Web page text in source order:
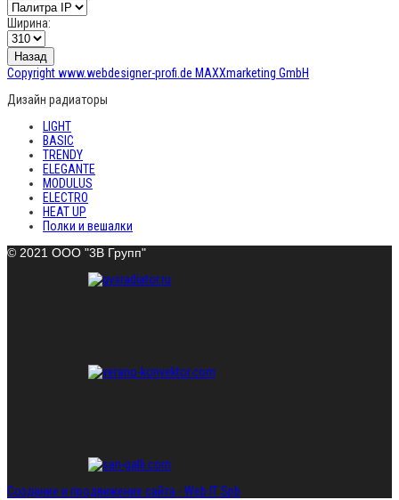
Ширина:
Copyright www.webdesigner-profi.de MAXXmarketing GmbH
Дизайн радиаторы
LIGHT
BASIC
TRENDY
ELEGANTE
MODULUS
ELECTRO
HEAT UP
Полки и вешалки
© 2021 ООО "3В Групп"
Создание и продвижение сайта - Web IT Spb